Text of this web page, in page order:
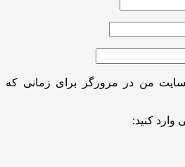
من در مرورگر برای زمانی که
وارد کنید: